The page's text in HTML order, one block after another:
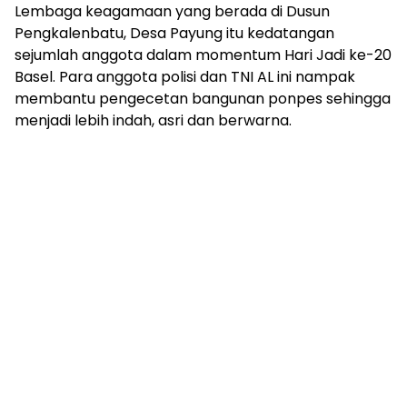
Lembaga keagamaan yang berada di Dusun
Pengkalenbatu, Desa Payung itu kedatangan
sejumlah anggota dalam momentum Hari Jadi ke-20
Basel. Para anggota polisi dan TNI AL ini nampak
membantu pengecetan bangunan ponpes sehingga
menjadi lebih indah, asri dan berwarna.